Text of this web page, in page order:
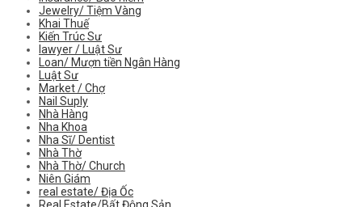
Jewelry/ Tiệm Vàng
Khai Thuế
Kiến Trúc Sư
lawyer / Luật Sư
Loan/ Mượn tiền Ngân Hàng
Luật Sư
Market / Chợ
Nail Suply
Nhà Hàng
Nha Khoa
Nha Sĩ/ Dentist
Nhà Thờ
Nhà Thờ/ Church
Niên Giám
real estate/ Địa Ốc